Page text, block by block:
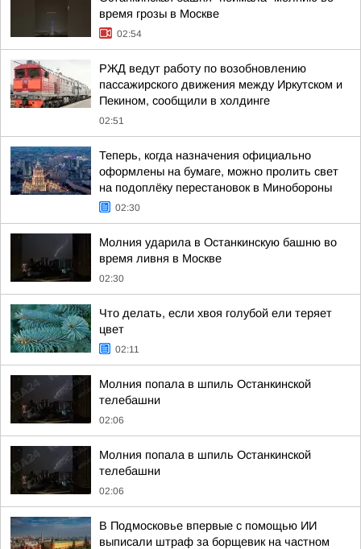
время грозы в Москве
02:54
РЖД ведут работу по возобновлению
пассажирского движения между Иркутском и
Пекином, сообщили в холдинге
02:51
Теперь, когда назначения официально
оформлены на бумаге, можно пролить свет
на подоплёку перестановок в Минобороны
02:30
Молния ударила в Останкинскую башню во
время ливня в Москве
02:30
Что делать, если хвоя голубой ели теряет
цвет
02:11
Молния попала в шпиль Останкинской
телебашни
02:06
Молния попала в шпиль Останкинской
телебашни
02:06
В Подмосковье впервые с помощью ИИ
выписали штраф за борщевик на частном